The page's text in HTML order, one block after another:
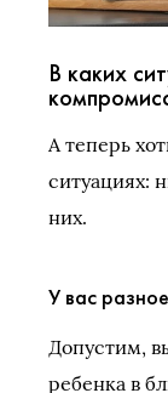
В каких
А теперь
ситуациях:
них.
У вас
Допустим,
ребенка в